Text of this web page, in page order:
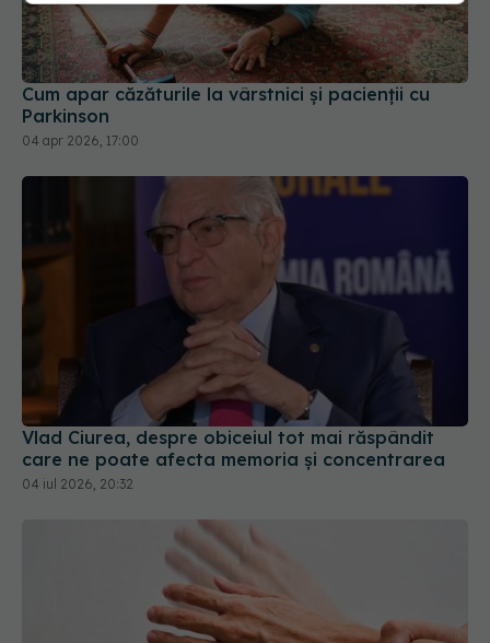
Cum apar căzăturile la vârstnici și pacienții cu
Parkinson
04 apr 2026, 17:00
Vlad Ciurea, despre obiceiul tot mai răspândit
care ne poate afecta memoria și concentrarea
04 iul 2026, 20:32